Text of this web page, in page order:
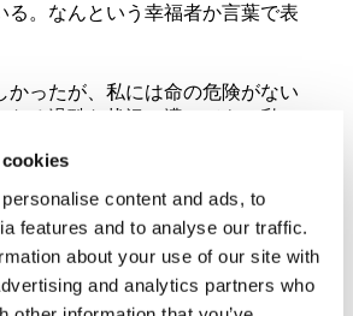
content and ads, to
features and to analyse our traffic.
about your use of our site with
and analytics partners who
る。なんという幸福者か言葉で表
かったが、私には命の危険がない
なる過酷な状況に遭っても、私の
の出来事を全てプラスにできた
てきた賜物であった。
ラーになった、オーストリアの精
トール・E・フランクルの著『夜
になるのを邪魔しているのは、ま